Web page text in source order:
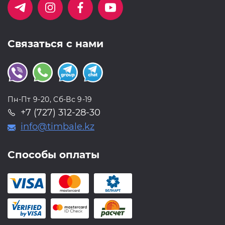
Связаться с нами
Пн-Пт 9-20, Сб-Вс 9-19
+7 (727) 312-28-30
info@timbale.kz
Способы оплаты